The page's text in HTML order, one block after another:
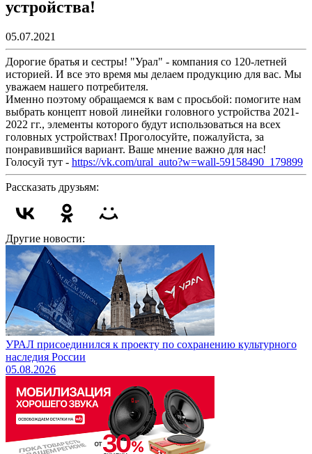
устройства!
05.07.2021
Дорогие братья и сестры! "Урал" - компания со 120-летней
историей. И все это время мы делаем продукцию для вас. Мы
уважаем нашего потребителя.
Именно поэтому обращаемся к вам с просьбой: помогите нам
выбрать концепт новой линейки головного устройства 2021-
2022 гг., элементы которого будут использоваться на всех
головных устройствах! Проголосуйте, пожалуйста, за
понравившийся вариант. Ваше мнение важно для нас!
Голосуй тут - https://vk.com/ural_auto?w=wall-59158490_179899
Рассказать друзьям:
Другие новости:
УРАЛ присоединился к проекту по сохранению культурного
наследия России
05.08.2026